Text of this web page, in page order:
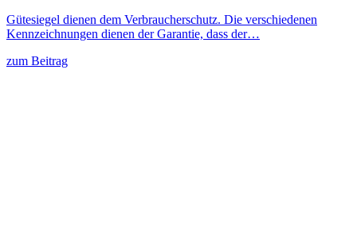
Gütesiegel dienen dem Verbraucherschutz. Die verschiedenen
Kennzeichnungen dienen der Garantie, dass der…
zum Beitrag